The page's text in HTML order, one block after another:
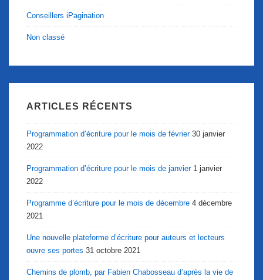
Conseillers iPagination
Non classé
ARTICLES RÉCENTS
Programmation d’écriture pour le mois de février 30 janvier
2022
Programmation d’écriture pour le mois de janvier 1 janvier
2022
Programme d’écriture pour le mois de décembre 4 décembre
2021
Une nouvelle plateforme d’écriture pour auteurs et lecteurs
ouvre ses portes 31 octobre 2021
Chemins de plomb, par Fabien Chabosseau d’après la vie de